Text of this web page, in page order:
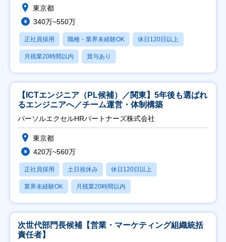
東京都
340万~550万
正社員採用 職種・業界未経験OK 休日120日以上
月残業20時間以内 賞与あり
【ICTエンジニア（PL候補）／関東】5年後も選ばれ
るエンジニアへ／チーム運営・体制構築
パーソルエクセルHRパートナーズ株式会社
東京都
420万~560万
正社員採用 土日祝休み 休日120日以上
業界未経験OK 月残業20時間以内
次世代部門長候補【営業・マーケティング組織統括
責任者】